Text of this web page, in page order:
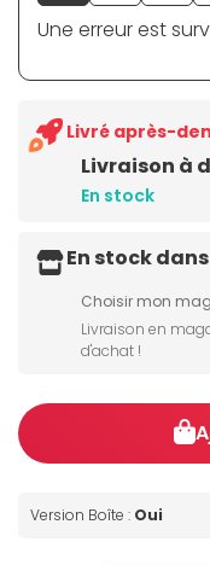
Une erreur est
Livraison à
En stock
Livré après-
En stock
Choisir mon
Livraison en
d'achat !
Version Boîte : Oui